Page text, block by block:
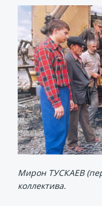
Мирон ТУСКАЕВ
коллектива.